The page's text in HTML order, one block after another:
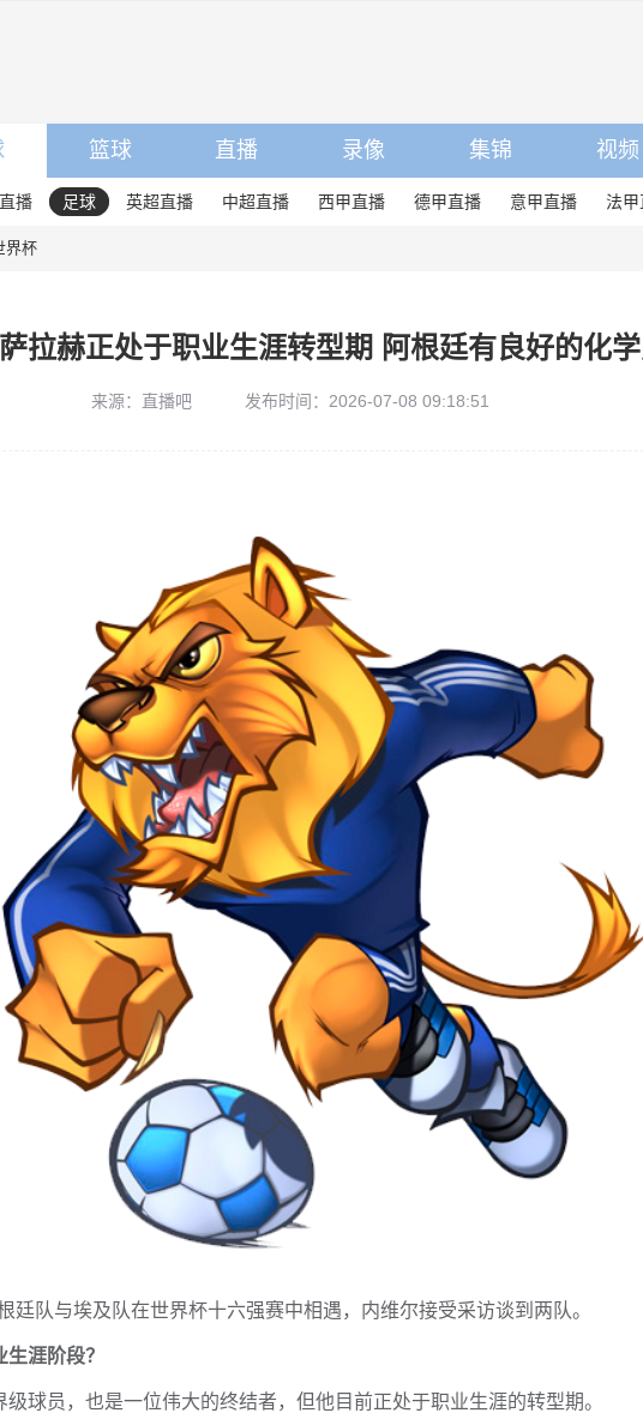
篮球 直播 录像 集锦 视频
播 足球 英超直播 中超直播 西甲直播 德甲直播 意甲直播 法
界杯
拉赫正处于职业生涯转型期 阿根廷有良好的化
来源：直播吧 发布时间：2026-07-08 09:18:51
廷队与埃及队在世界杯十六强赛中相遇，内维尔接受采访谈到两队。
涯阶段？
球员，也是一位伟大的终结者，但他目前正处于职业生涯的转型期。